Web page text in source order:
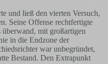
und ließ den vierten Versuch,
Seine Offense rechtfertigte
überwand, mit großartigen
in die Endzone der
war unbegründet,
Bestand. Den Extrapunkt